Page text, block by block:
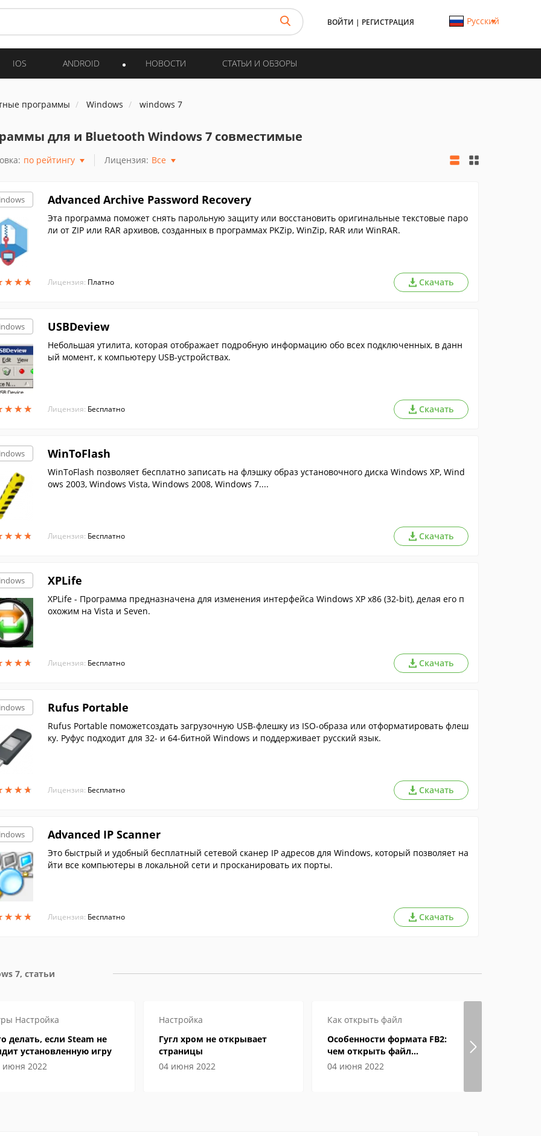
ВОЙТИ | РЕГИСТРАЦИЯ Русский
IOS ANDROID НОВОСТИ СТАТЬИ И ОБЗОРЫ
программы Windows windows 7
для и Bluetooth Windows 7 совместимые
по рейтингу Лицензия: Все
★★★
★★★
Advanced Archive Password Recovery
Эта программа поможет снять парольную защиту или восстановить оригинальные текстовые паро
ли от ZIP или RAR архивов, созданных в программах PKZip, WinZip, RAR или WinRAR.
Лицензия: Платно Скачать
★★★
★★★
USBDeview
Небольшая утилита, которая отображает подробную информацию обо всех подключенных, в данн
ый момент, к компьютеру USB-устройствах.
Лицензия: Бесплатно Скачать
★★★
★★★
WinToFlash
WinToFlash позволяет бесплатно записать на флэшку образ установочного диска Windows XP, Wind
ows 2003, Windows Vista, Windows 2008, Windows 7....
Лицензия: Бесплатно Скачать
★★★
★★★
XPLife
XPLife - Программа предназначена для изменения интерфейса Windows XP x86 (32-bit), делая его п
охожим на Vista и Seven.
Лицензия: Бесплатно Скачать
★★★
★★★
Rufus Portable
Rufus Portable поможетсоздать загрузочную USB-флешку из ISO-образа или отформатировать флеш
ку. Руфус подходит для 32- и 64-битной Windows и поддерживает русский язык.
Лицензия: Бесплатно Скачать
★★★
★★★
Advanced IP Scanner
Это быстрый и удобный бесплатный сетевой сканер IP адресов для Windows, который позволяет на
йти все компьютеры в локальной сети и просканировать их порты.
Лицензия: Бесплатно Скачать
7, статьи
Настройка
делать, если Steam не
установленную игру
июня 2022
Настройка
Гугл хром не открывает
страницы
04 июня 2022
Как открыть файл
Особенности формата FB2:
чем открыть файл
электронной книги
04 июня 2022